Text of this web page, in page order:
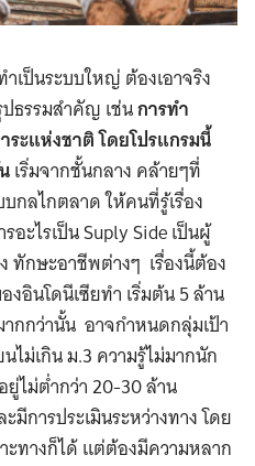
ป็นระบบใหญ่ ต้องเอาจริง
ธรรมสำคัญ เช่นการทำ
ระแห่งชาติ โดยโปรแกรมนี้
เริ่มจากชั้นกลาง คล้ายๆที่
กลไกตลาด ให้คนที่รู้เรื่อง
ะไรเป็น Suply Side เป็นผู้
ทักษะอาชีพต่างๆ เรื่องนี้ต้อง
อินโดนีเซียทำ เริ่มต้น 5 ล้าน
กกว่านั้น อาจกำหนดกลุ่มเป้า
ไม่เกิน ม.3 ความรู้ไม่มากนัก
ยู่ไม่ต่ำกว่า 20-30 ล้าน
การประเมินระหว่างทาง โดย
ะทางก็ได้ แต่ต้องมีความหลาก